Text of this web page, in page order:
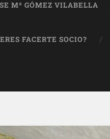
Mª GÓMEZ VILABELLA
FACERTE SOCIO?